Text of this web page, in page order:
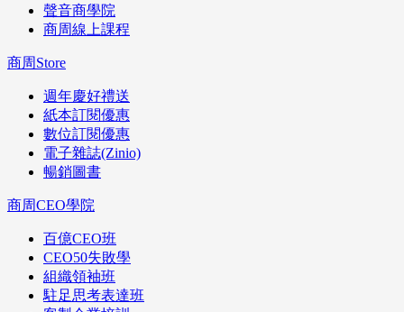
聲音商學院
商周線上課程
商周Store
週年慶好禮送
紙本訂閱優惠
數位訂閱優惠
電子雜誌(Zinio)
暢銷圖書
商周CEO學院
百億CEO班
CEO50失敗學
組織領袖班
駐足思考表達班